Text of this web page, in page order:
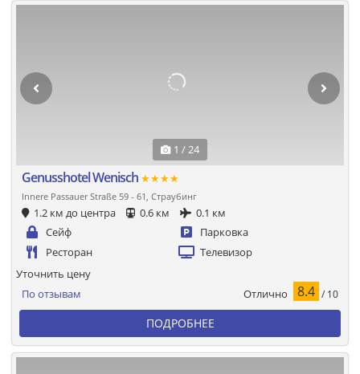
1 / 24
Genusshotel Wenisch ★★★★
Innere Passauer Straße 59 - 61, Страубинг
1.2 км до центра 0.6 км
0.1 км
Сейф
Парковка
Ресторан
Телевизор
По отзывам Отлично 8.4 / 10
Уточнить цену
ПОДРОБНЕЕ